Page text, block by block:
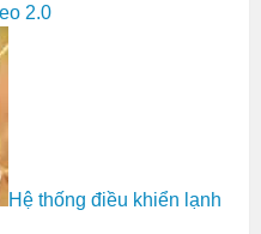
2.0
Hệ thống điều khiển lạnh